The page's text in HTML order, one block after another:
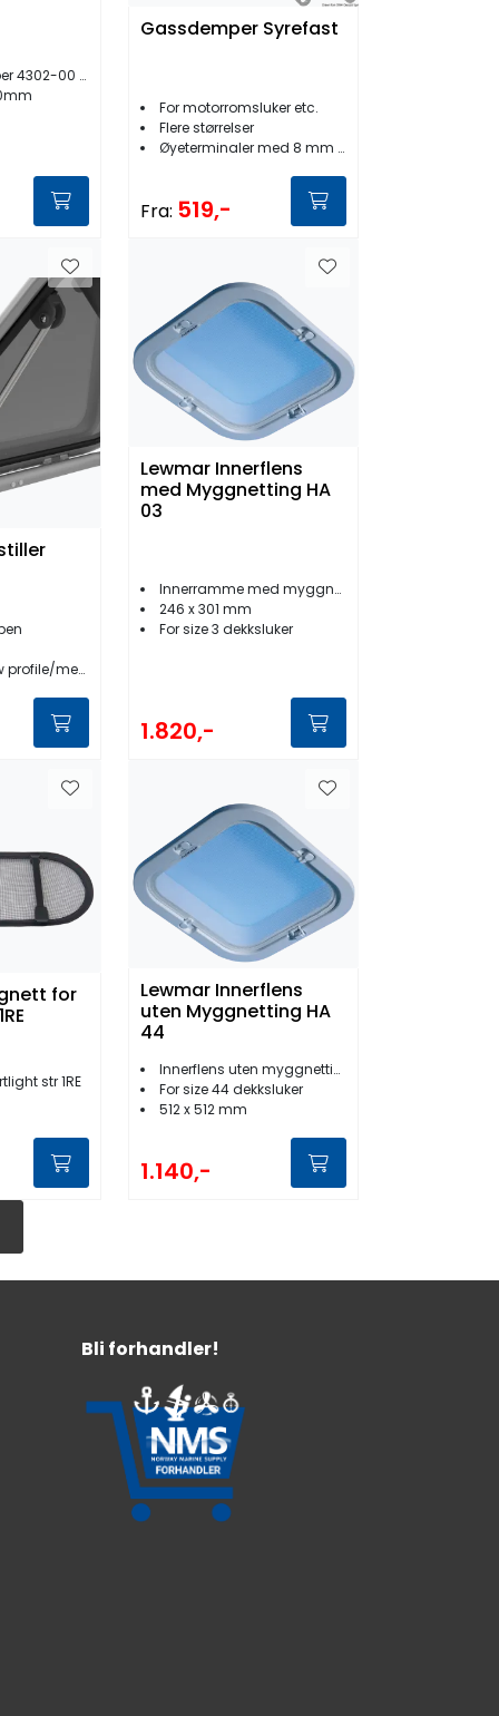
00 til -09
Gassdemper Syrefast
For motorromsluker etc.
Flere størrelser
Øyeterminaler med 8 mm hull
Fra: 519,-
medium profile
Lewmar Innerflens
med Myggnetting HA
03
Innerramme med myggnett
246 x 301 mm
For size 3 dekksluker
1.820,-
for
str 1RE
Lewmar Innerflens
uten Myggnetting HA
44
Innerflens uten myggnetting
For size 44 dekksluker
512 x 512 mm
1.140,-
Bli forhandler!